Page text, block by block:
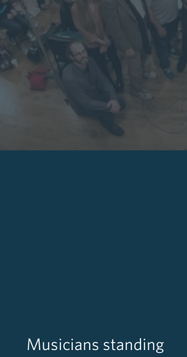
Musicians standing